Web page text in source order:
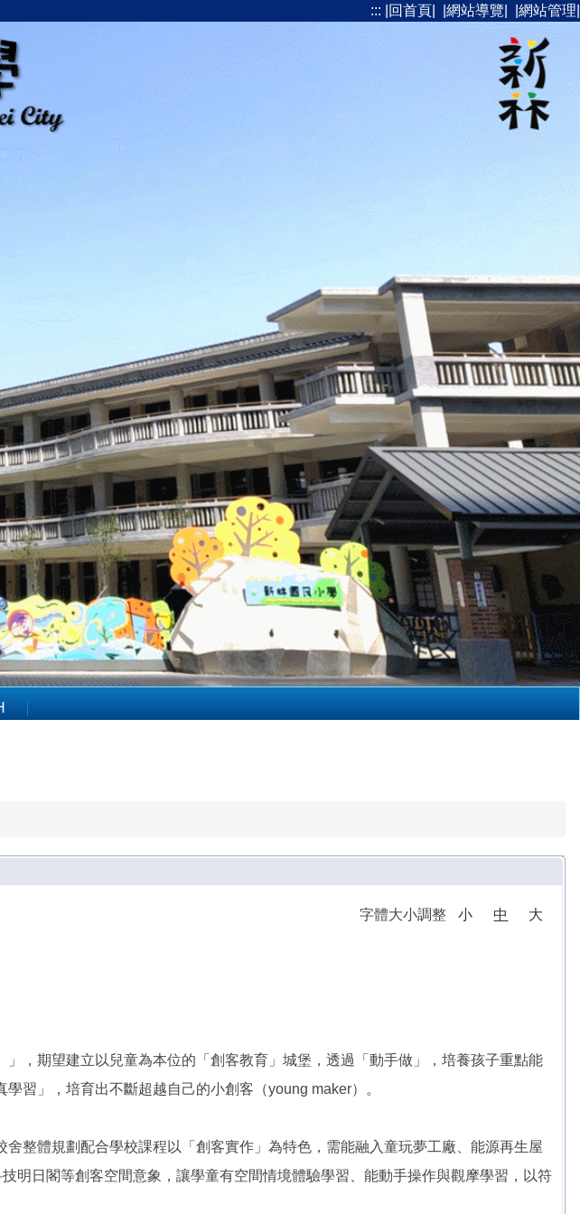
::: |回首頁| |網站導覽| |網站管理|
字體大小調整 小 中
大
，期望建立以兒童為本位的「創客教育」城堡，透過「動手做」，培養孩子重點能
習」，培育出不斷超越自己的小創客（young maker）。
整體規劃配合學校課程以「創客實作」為特色，需能融入童玩夢工廠、能源再生屋
明日閣等創客空間意象，讓學童有空間情境體驗學習、能動手操作與觀摩學習，以符